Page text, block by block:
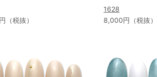
（税抜）
1628
8,000円（税抜）